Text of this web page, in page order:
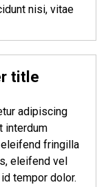
nisi, vitae
title
adipiscing
interdum
eleifend fringilla
eleifend vel
tempor dolor.